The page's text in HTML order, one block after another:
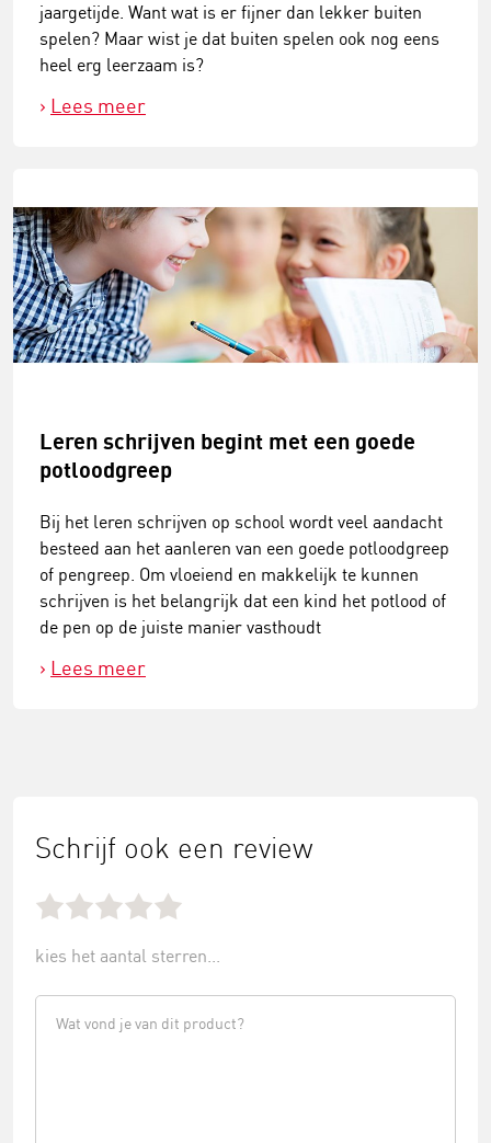
jaargetijde. Want wat is er fijner dan lekker buiten
spelen? Maar wist je dat buiten spelen ook nog eens
heel erg leerzaam is?
Lees meer
Leren schrijven begint met een goede
potloodgreep
Bij het leren schrijven op school wordt veel aandacht
besteed aan het aanleren van een goede potloodgreep
of pengreep. Om vloeiend en makkelijk te kunnen
schrijven is het belangrijk dat een kind het potlood of
de pen op de juiste manier vasthoudt
Lees meer
Schrijf ook een review
kies het aantal sterren...